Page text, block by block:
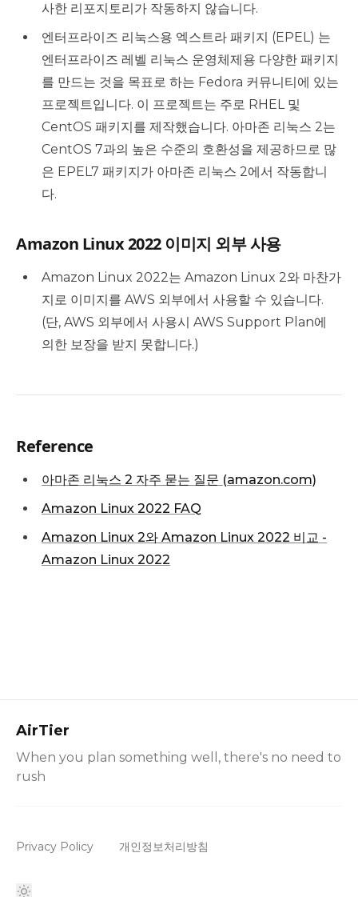
사한 리포지토리가 작동하지 않습니다.
엔터프라이즈 리눅스용 엑스트라 패키지 (EPEL) 는
엔터프라이즈 레벨 리눅스 운영체제용 다양한 패키지
를 만드는 것을 목표로 하는 Fedora 커뮤니티에 있는
프로젝트입니다. 이 프로젝트는 주로 RHEL 및
CentOS 패키지를 제작했습니다. 아마존 리눅스 2는
CentOS 7과의 높은 수준의 호환성을 제공하므로 많
은 EPEL7 패키지가 아마존 리눅스 2에서 작동합니
다.
Amazon Linux 2022 이미지 외부 사용
Amazon Linux 2022는 Amazon Linux 2와 마찬가
지로 이미지를 AWS 외부에서 사용할 수 있습니다.
(단, AWS 외부에서 사용시 AWS Support Plan에
의한 보장을 받지 못합니다.)
Reference
아마존 리눅스 2 자주 묻는 질문 (amazon.com)
Amazon Linux 2022 FAQ
Amazon Linux 2와 Amazon Linux 2022 비교 -
Amazon Linux 2022
AirTier
When you plan something well, there's no need to
rush
Privacy Policy 개인정보처리방침